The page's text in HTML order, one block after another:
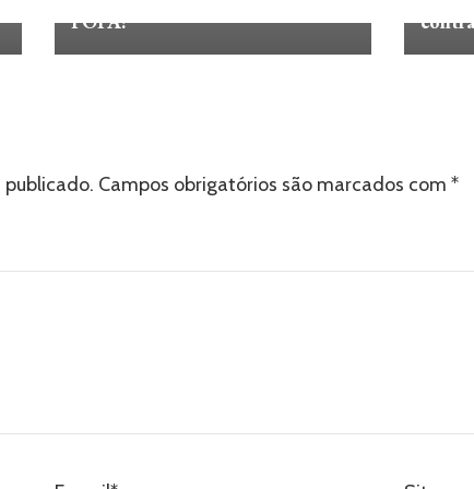
FOFA!
publicado. Campos obrigatórios são marcados com *